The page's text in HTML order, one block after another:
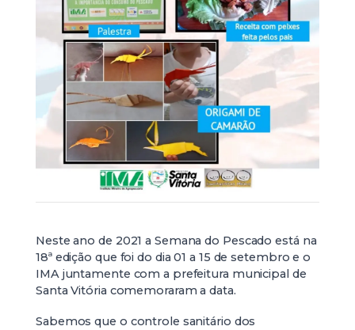
Neste ano de 2021 a Semana do Pescado está na
18ª edição que foi do dia 01 a 15 de setembro e o
IMA juntamente com a prefeitura municipal de
Santa Vitória comemoraram a data.
Sabemos que o controle sanitário dos